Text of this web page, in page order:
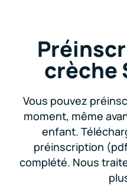
crèche
Vous pouvez
moment, même
enfant.
préinscription
complété. Nous